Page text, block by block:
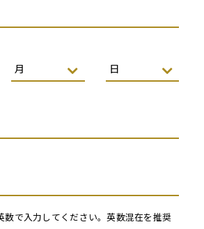
で入力してください。英数混在を推奨